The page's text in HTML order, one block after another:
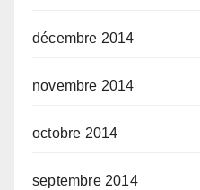
décembre 2014
novembre 2014
octobre 2014
septembre 2014